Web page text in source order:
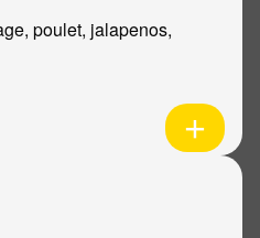
poulet, jalapenos,